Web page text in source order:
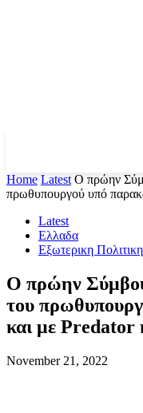
Home Latest Ο πρώην
πρωθυπουργού υπό
Latest
Ελλαδα
Εξωτερικη Πολιτικη
Ο πρώην
του
και με
November 21, 2022